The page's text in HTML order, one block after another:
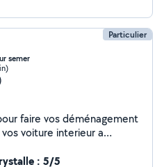
Particulier
semer
faire vos déménagement
voiture interieur a
: 5/5